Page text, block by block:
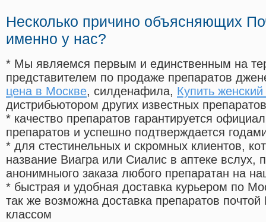
Несколько причино объясняющих
именно у нас?
* Мы являемся первым и единственным на
представителем по продаже препаратов
цена в Москве, силденафила, Купить
дистрибьютором других известных препаратов
* качество препаратов гарантируется
препаратов и успешно подтверждается
* для стестинельных и скромных клиентов,
название Виагра или Сиалис в аптеке вслух,
анонимныого заказа любого препаратан на
* быстрая и удобная доставка курьером по
так же возможна доставка препаратов
классом